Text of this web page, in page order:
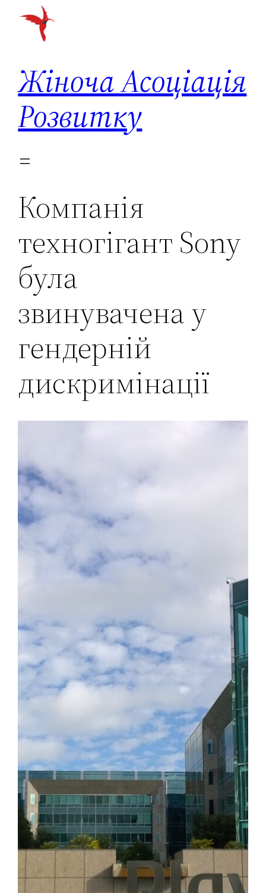
Перейти
Жіноча Асоціація
Розвитку
Компанія
техногігант Sony
була
звинувачена у
гендерній
дискримінації